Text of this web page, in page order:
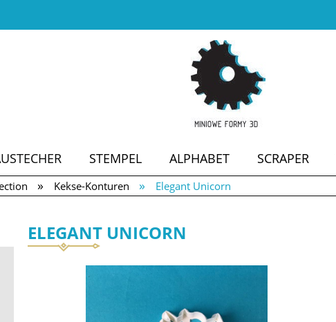
STEMPEL ALPHABET SCRAPER
SALE
» Kekse-Konturen » Elegant Unicorn
ELEGANT UNICORN